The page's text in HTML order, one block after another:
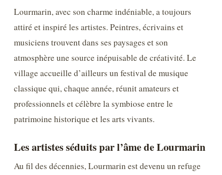
Lourmarin, avec son charme indéniable, a toujours
attiré et inspiré les artistes. Peintres, écrivains et
musiciens trouvent dans ses paysages et son
atmosphère une source inépuisable de créativité. Le
village accueille d’ailleurs un festival de musique
classique qui, chaque année, réunit amateurs et
professionnels et célèbre la symbiose entre le
patrimoine historique et les arts vivants.
Les artistes séduits par l’âme de Lourmarin
Au fil des décennies, Lourmarin est devenu un refuge